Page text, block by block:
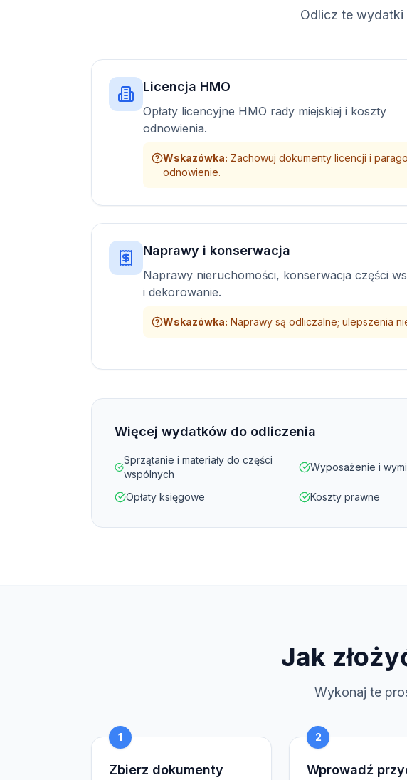
Odlicz te
Licencja HMO
Opłaty licencyjne HMO rady miejskiej i koszty
odnowienia.
Wskazówka: Zachowuj dokumenty licencji i
odnowienie.
Naprawy i konserwacja
Naprawy nieruchomości, konserwacja części
i dekorowanie.
Wskazówka: Naprawy są odliczalne; ulepszenia
Więcej wydatków do odliczenia
Sprzątanie i materiały do części
wspólnych
Wyposażenie i
Opłaty księgowe Koszty prawne
Jak
Wykonaj te
1
Zbierz dokumenty
2
Wprowadź